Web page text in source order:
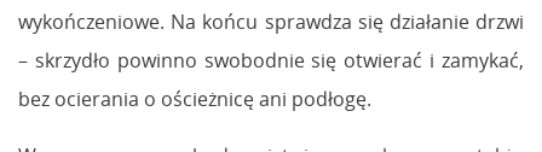
wykończeniowe. Na końcu sprawdza się działanie drzwi
– skrzydło powinno swobodnie się otwierać i zamykać,
bez ocierania o ościeżnicę ani podłogę.